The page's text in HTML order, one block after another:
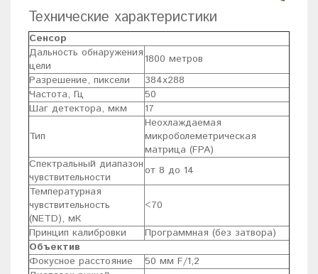
Технические характеристики
Сенсор
Дальность обнаружения
цели
1800 метров
Разрешение, пиксели
384х288
Частота, Гц
50
Шаг детектора, мкм
17
Тип
Неохлаждаемая
микроболеметрическая
матрица (FPA)
Спектральный диапазон
чувствительности
от 8 до 14
Температурная
чувствительность
(NETD), мК
<70
Принцип калибровки
Программная (без затвора)
Объектив
Фокусное расстояние
50 мм F/1,2